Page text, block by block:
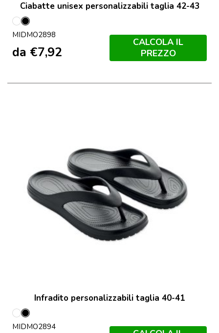
Ciabatte unisex personalizzabili taglia 42-43
Bianco
Nero
MIDMO2898
da €7,92
CALCOLA IL
PREZZO
Infradito personalizzabili taglia 40-41
Bianco
Nero
MIDMO2894